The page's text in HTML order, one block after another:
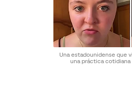
Una estadounidense que
una práctica